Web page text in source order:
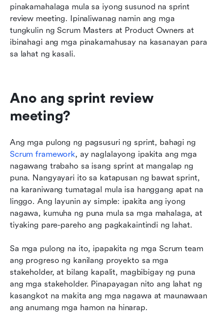
pinakamahalaga mula sa iyong susunod na sprint
review meeting. Ipinaliwanag namin ang mga
tungkulin ng Scrum Masters at Product Owners at
ibinahagi ang mga pinakamahusay na kasanayan para
sa lahat ng kasali.
Ano ang sprint review
meeting?
Scrum framework, ay naglalayong ipakita ang mga
nagawang trabaho sa isang sprint at mangalap ng
puna. Nangyayari ito sa katapusan ng bawat sprint,
na karaniwang tumatagal mula isa hanggang apat na
linggo. Ang layunin ay simple: ipakita ang iyong
nagawa, kumuha ng puna mula sa mga mahalaga, at
tiyaking pare-pareho ang pagkakaintindi ng lahat.
Sa mga pulong na ito, ipapakita ng mga Scrum team
ang progreso ng kanilang proyekto sa mga
stakeholder, at bilang kapalit, magbibigay ng puna
ang mga stakeholder. Pinapayagan nito ang lahat ng
kasangkot na makita ang mga nagawa at maunawaan
ang anumang mga hamon na hinarap.
Maghanda at isagawa ang iyong susunod na
sprint review sa Lark